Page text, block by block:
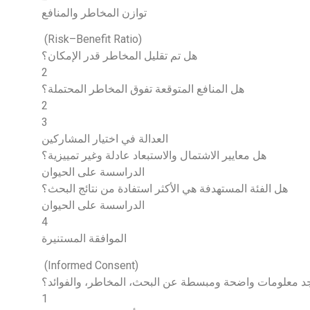
توازن المخاطر والمنافع
(Risk–Benefit Ratio)
هل تم تقليل المخاطر قدر الإمكان؟
2
هل المنافع المتوقعة تفوق المخاطر المحتملة؟
2
3
العدالة في اختيار المشاركين
هل معايير الاشتمال والاستبعاد عادلة وغير تمييزية؟
الدراسسة على الحيوان
هل الفئة المستهدفة هي الأكثر استفادة من نتائج البحث؟
الدراسسة على الحيوان
4
الموافقة المستنيرة
(Informed Consent)
معلومات واضحة ومبسطة عن البحث، المخاطر، والفوائد؟
1